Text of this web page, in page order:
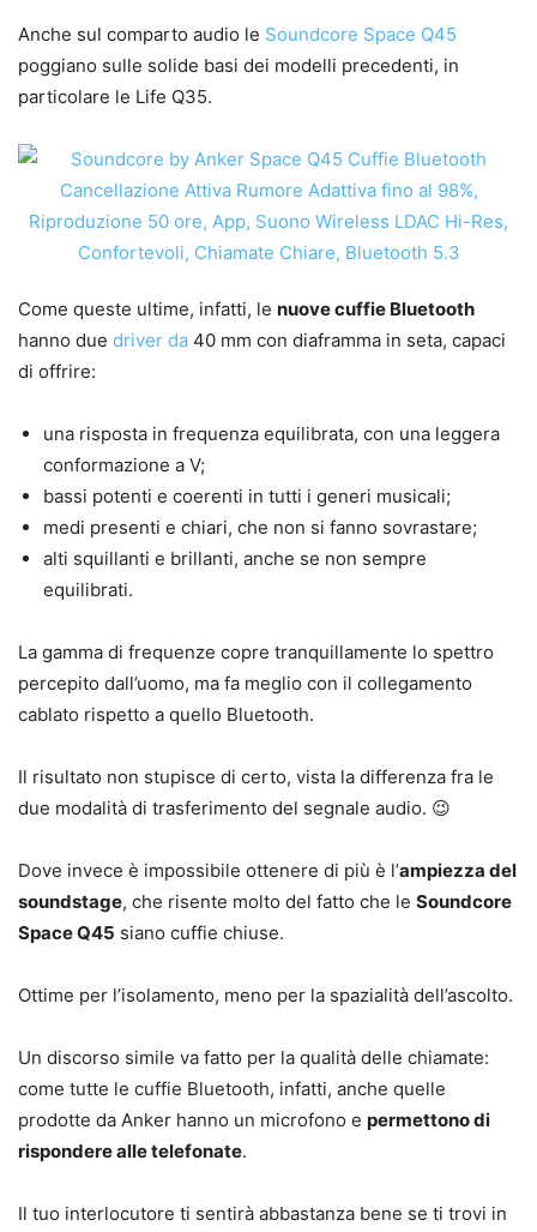
Anche sul comparto audio le Soundcore Space Q45
poggiano sulle solide basi dei modelli precedenti, in
particolare le Life Q35.
Come queste ultime, infatti, le nuove cuffie Bluetooth
hanno due driver da 40 mm con diaframma in seta, capaci
di offrire:
una risposta in frequenza equilibrata, con una leggera
conformazione a V;
bassi potenti e coerenti in tutti i generi musicali;
medi presenti e chiari, che non si fanno sovrastare;
alti squillanti e brillanti, anche se non sempre
equilibrati.
La gamma di frequenze copre tranquillamente lo spettro
percepito dall’uomo, ma fa meglio con il collegamento
cablato rispetto a quello Bluetooth.
Il risultato non stupisce di certo, vista la differenza fra le
due modalità di trasferimento del segnale audio. 😉
Dove invece è impossibile ottenere di più è l’ampiezza del
soundstage, che risente molto del fatto che le Soundcore
Space Q45 siano cuffie chiuse.
Ottime per l’isolamento, meno per la spazialità dell’ascolto.
Un discorso simile va fatto per la qualità delle chiamate:
come tutte le cuffie Bluetooth, infatti, anche quelle
prodotte da Anker hanno un microfono e permettono di
rispondere alle telefonate.
Il tuo interlocutore ti sentirà abbastanza bene se ti trovi in